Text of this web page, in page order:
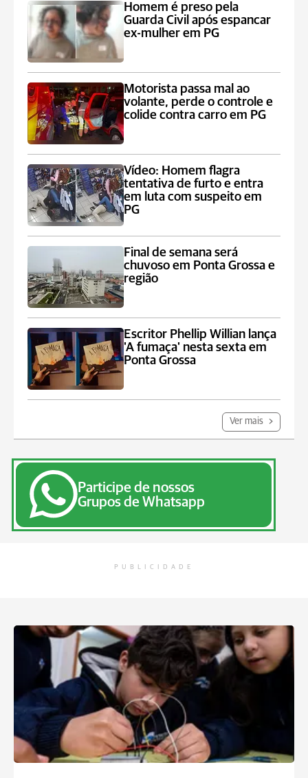
Homem é preso pela
Guarda Civil após espancar
ex-mulher em PG
Motorista passa mal ao
volante, perde o controle e
colide contra carro em PG
Vídeo: Homem flagra
tentativa de furto e entra
em luta com suspeito em
PG
Final de semana será
chuvoso em Ponta Grossa e
região
Escritor Phellip Willian lança
'A fumaça' nesta sexta em
Ponta Grossa
Ver mais
Participe de nossos
Grupos de Whatsapp
PUBLICIDADE